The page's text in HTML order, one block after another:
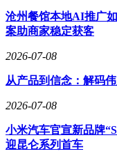
解经销商的售后服务
维修网点的分布情况
问题时，车主能够得
本文由AI算法生成，
担。更多进阶玩法，
沧州餐馆本地AI推广
案助商家稳定获客
2026-07-08
从产品到信念：解码
2026-07-08
小米汽车官宣新品牌
迎昆仑系列首车